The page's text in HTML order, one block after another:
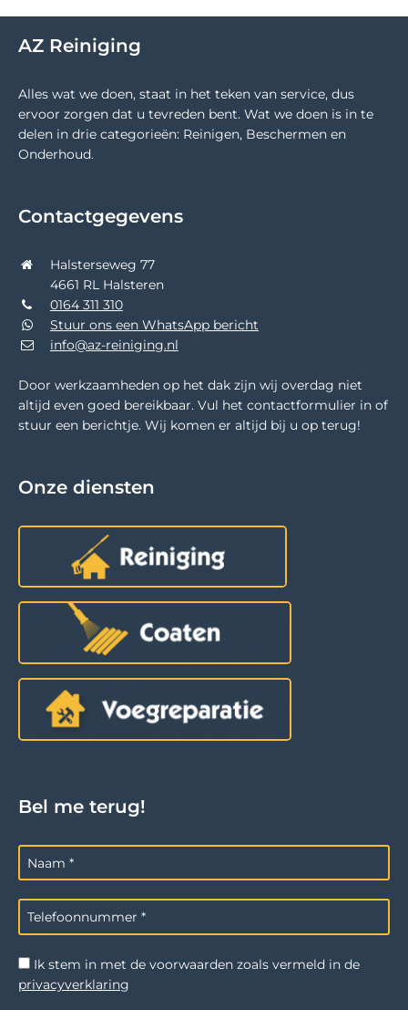
AZ Reiniging
Alles wat we doen, staat in het teken van service, dus
ervoor zorgen dat u tevreden bent. Wat we doen is in te
delen in drie categorieën: Reinigen, Beschermen en
Onderhoud.
Contactgegevens
Halsterseweg 77
4661 RL Halsteren
0164 311 310
Stuur ons een WhatsApp bericht
info@az-reiniging.nl
Door werkzaamheden op het dak zijn wij overdag niet
altijd even goed bereikbaar. Vul het contactformulier in of
stuur een berichtje. Wij komen er altijd bij u op terug!
Onze diensten
Bel me terug!
Ik stem in met de voorwaarden zoals vermeld in de
privacyverklaring